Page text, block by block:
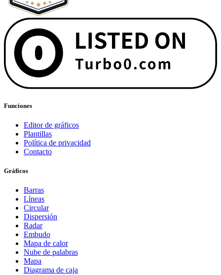
Funciones
Editor de gráficos
Plantillas
Política de privacidad
Contacto
Gráficos
Barras
Líneas
Circular
Dispersión
Radar
Embudo
Mapa de calor
Nube de palabras
Mapa
Diagrama de caja